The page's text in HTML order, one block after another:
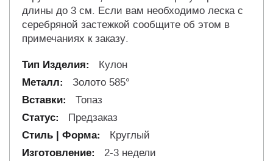
длины до 3 см. Если вам необходимо леска с
серебряной застежкой сообщите об этом в
примечаниях к заказу.
Кулон
Золото 585°
Топаз
Предзаказ
Круглый
2-3 недели